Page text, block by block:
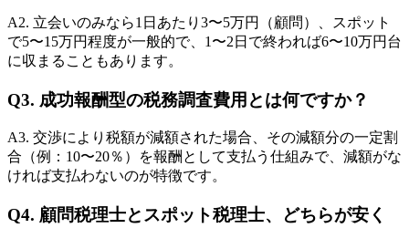
A2. 立会いのみなら1日あたり3〜5万円（顧問）、スポット
で5〜15万円程度が一般的で、1〜2日で終われば6〜10万円台
に収まることもあります。
Q3. 成功報酬型の税務調査費用とは何ですか？
A3. 交渉により税額が減額された場合、その減額分の一定割
合（例：10〜20％）を報酬として支払う仕組みで、減額がな
ければ支払わないのが特徴です。
Q4. 顧問税理士とスポット税理士、どちらが安く